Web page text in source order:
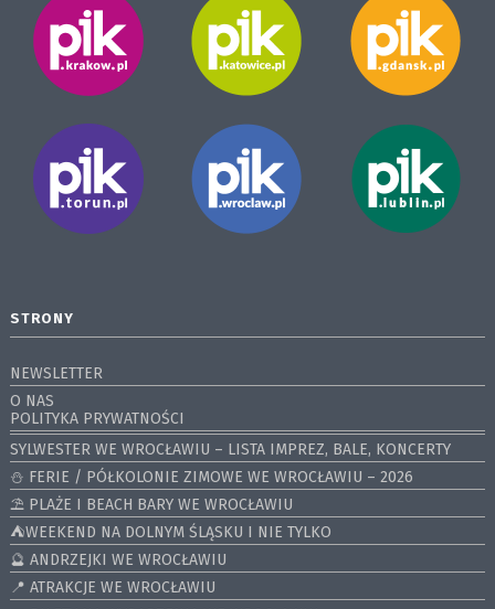
STRONY
NEWSLETTER
O NAS
POLITYKA PRYWATNOŚCI
SYLWESTER WE WROCŁAWIU – LISTA IMPREZ, BALE, KONCERTY
⛄️ FERIE / PÓŁKOLONIE ZIMOWE WE WROCŁAWIU – 2026
⛱️ PLAŻE I BEACH BARY WE WROCŁAWIU
⛺️WEEKEND NA DOLNYM ŚLĄSKU I NIE TYLKO
🔮 ANDRZEJKI WE WROCŁAWIU
📍 ATRAKCJE WE WROCŁAWIU